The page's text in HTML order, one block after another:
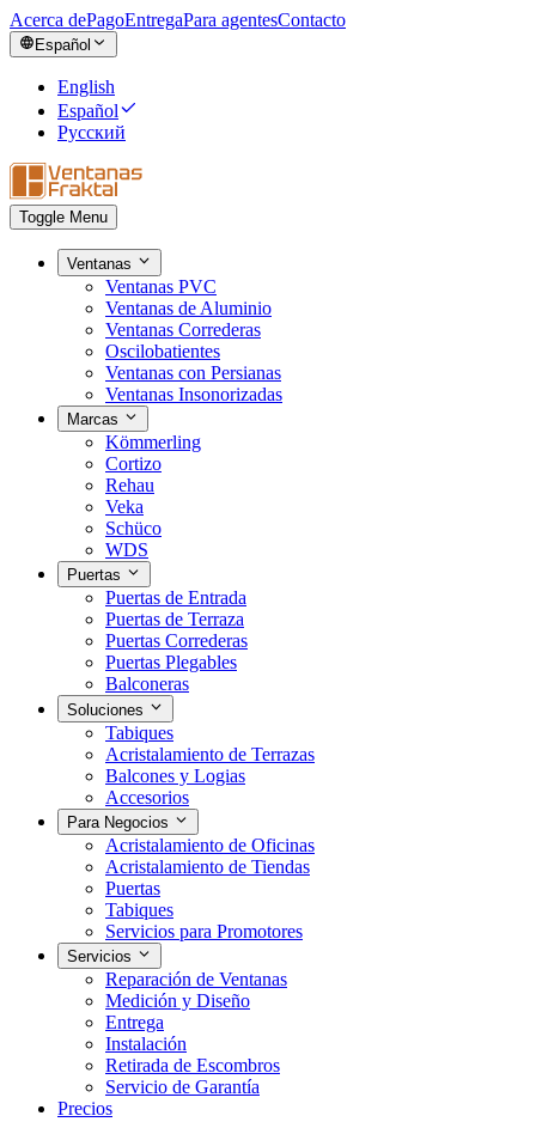
Acerca dePagoEntregaPara agentesContacto
Español
English
Español
Русский
Toggle Menu
Ventanas
Ventanas PVC
Ventanas de Aluminio
Ventanas Correderas
Oscilobatientes
Ventanas con Persianas
Ventanas Insonorizadas
Marcas
Kömmerling
Cortizo
Rehau
Veka
Schüco
WDS
Puertas
Puertas de Entrada
Puertas de Terraza
Puertas Correderas
Puertas Plegables
Balconeras
Soluciones
Tabiques
Acristalamiento de Terrazas
Balcones y Logias
Accesorios
Para Negocios
Acristalamiento de Oficinas
Acristalamiento de Tiendas
Puertas
Tabiques
Servicios para Promotores
Servicios
Reparación de Ventanas
Medición y Diseño
Entrega
Instalación
Retirada de Escombros
Servicio de Garantía
Precios